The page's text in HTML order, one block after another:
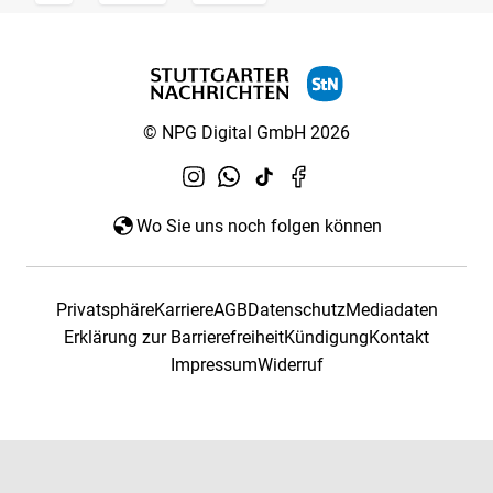
© NPG Digital GmbH 2026
Wo Sie uns noch folgen können
PrivatsphäreKarriereAGBDatenschutzMediadaten
Erklärung zur BarrierefreiheitKündigungKontakt
ImpressumWiderruf